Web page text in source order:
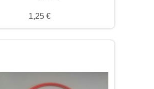
1,25 €